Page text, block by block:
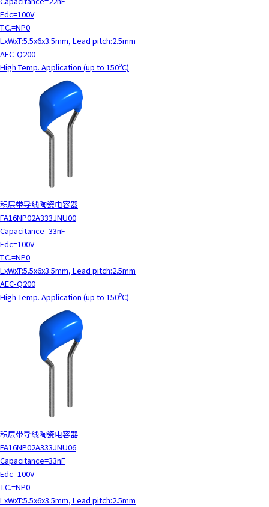
Edc=100V
T.C.=NP0
LxWxT:5.5x6x3.5mm, Lead pitch:2.5mm
AEC-Q200
High Temp. Application (up to 150ºC)
积层带导线陶瓷电容器
FA16NP02A333JNU00
Capacitance=33nF
Edc=100V
T.C.=NP0
LxWxT:5.5x6x3.5mm, Lead pitch:2.5mm
AEC-Q200
High Temp. Application (up to 150ºC)
积层带导线陶瓷电容器
FA16NP02A333JNU06
Capacitance=33nF
Edc=100V
T.C.=NP0
LxWxT:5.5x6x3.5mm, Lead pitch:2.5mm